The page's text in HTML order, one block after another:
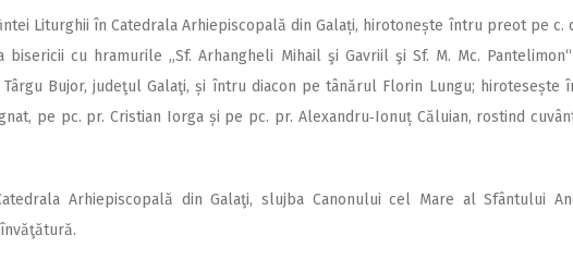
Liturghii în Catedrala Arhiepiscopală din Galați, hirotonește întru preot pe c.
bisericii cu hramurile „Sf. Arhangheli Mihail şi Gavriil şi Sf. M. Mc.
Bujor, judeţul Galaţi, și întru diacon pe tânărul Florin Lungu; hirotesește
pe pc. pr. Cristian Iorga și pe pc. pr. Alexandru‑Ionuț Căluian, rostind
Arhiepiscopală din Galaţi, slujba Canonului cel Mare al Sfântului